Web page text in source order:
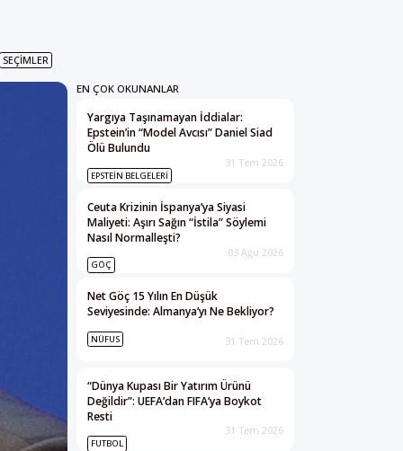
SEÇIMLER
EN ÇOK OKUNANLAR
Yargıya Taşınamayan İddialar:
Epstein’in “Model Avcısı” Daniel Siad
Ölü Bulundu
EPSTEIN BELGELERI
31 Tem 2026
Ceuta Krizinin İspanya’ya Siyasi
Maliyeti: Aşırı Sağın “İstila” Söylemi
Nasıl Normalleşti?
GÖÇ
03 Ağu 2026
Net Göç 15 Yılın En Düşük
Seviyesinde: Almanya’yı Ne Bekliyor?
NÜFUS 31 Tem 2026
“Dünya Kupası Bir Yatırım Ürünü
Değildir”: UEFA’dan FIFA’ya Boykot
Resti
FUTBOL
31 Tem 2026